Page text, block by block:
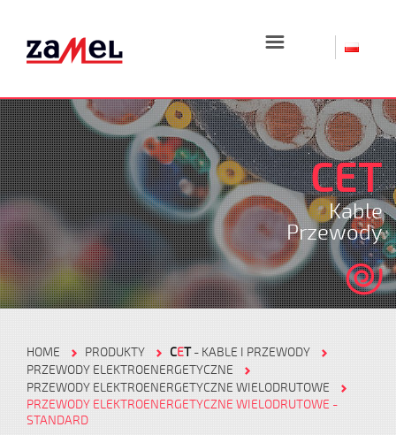
☰
CET
Kable
Przewody
HOME PRODUKTY CET- KABLE I PRZEWODY
PRZEWODY ELEKTROENERGETYCZNE
PRZEWODY ELEKTROENERGETYCZNE WIELODRUTOWE
PRZEWODY ELEKTROENERGETYCZNE WIELODRUTOWE -
STANDARD